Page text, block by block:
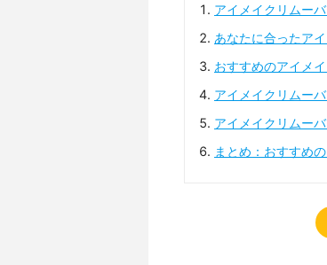
アイメイクリムー
あなたに合ったア
おすすめのアイメ
アイメイクリムー
アイメイクリムー
まとめ：おすすめ